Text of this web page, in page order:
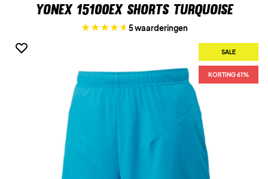
Yonex 15100EX Shorts Turquoise
5 waarderingen
SALE
KORTING 61%